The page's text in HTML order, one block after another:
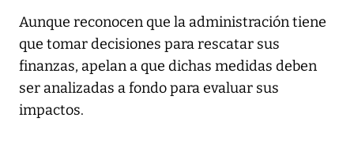
Aunque reconocen que la administración tiene
que tomar decisiones para rescatar sus
finanzas, apelan a que dichas medidas deben
ser analizadas a fondo para evaluar sus
impactos.